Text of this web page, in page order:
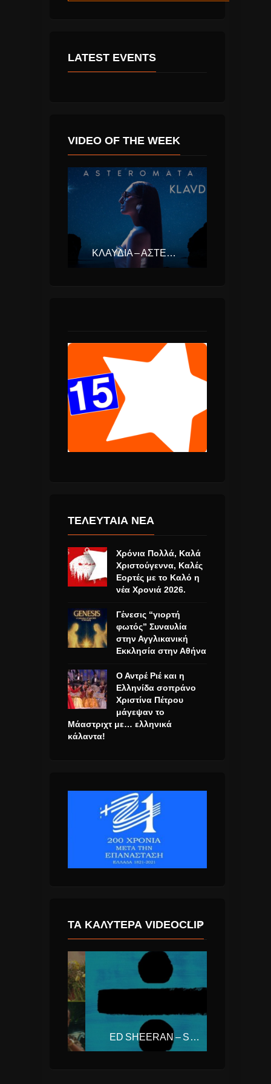
LATEST EVENTS
VIDEO OF THE WEEK
ΚΛΑΥΔΊΑ – ΑΣΤΕΡΟΜΆΤΑ (EUROVISION ΕΛΛΆΔΑ 2025)
ΤΕΛΕΥΤΑΙΑ ΝΕΑ
Χρόνια Πολλά, Καλά
Χριστούγεννα, Καλές
Εορτές με το Καλό η
νέα Χρονιά 2026.
Γένεσις “γιορτή
φωτός” Συναυλία
στην Αγγλικανική
Εκκλησία στην Αθήνα
Ο Αντρέ Ριέ και η
Ελληνίδα σοπράνο
Χριστίνα Πέτρου
μάγεψαν το
Μάαστριχτ με… ελληνικά
κάλαντα!
ΤΑ ΚΑΛΎΤΕΡΑ VIDEOCLIP
ED SHEERAN – SHAPE OF YOU